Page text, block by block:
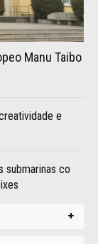
Manu Taibo
e
submarinas co